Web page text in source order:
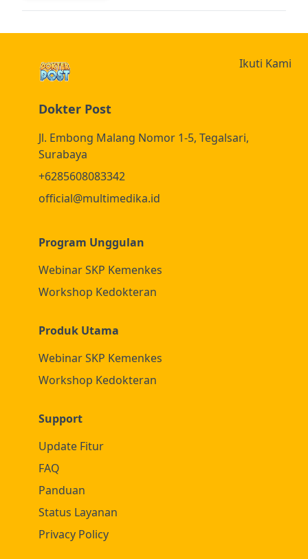
Umum (Termasuk Dosis Obat
Dokter Post
Jl. Embong Malang Nomor 1-5, Tegalsari,
Surabaya
+6285608083342
official@multimedika.id
Program Unggulan
Webinar SKP Kemenkes
Workshop Kedokteran
Produk Utama
Webinar SKP Kemenkes
Workshop Kedokteran
Support
Update Fitur
FAQ
Panduan
Status Layanan
Privacy Policy
Ikuti Kami